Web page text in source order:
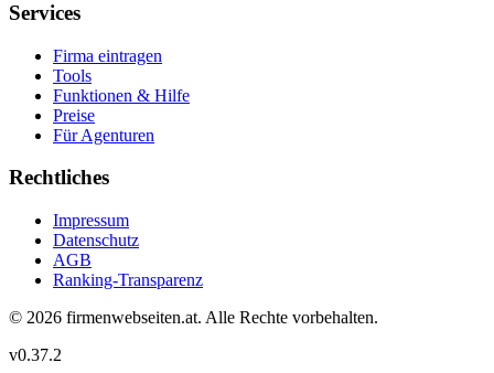
Services
Firma eintragen
Tools
Funktionen & Hilfe
Preise
Für Agenturen
Rechtliches
Impressum
Datenschutz
AGB
Ranking-Transparenz
© 2026 firmenwebseiten.at. Alle Rechte vorbehalten.
v0.37.2